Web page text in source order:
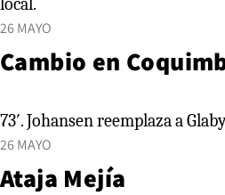
26 MAYO
Cambio en
73′. Johansen reemplaza a
26 MAYO
Ataja Mejía